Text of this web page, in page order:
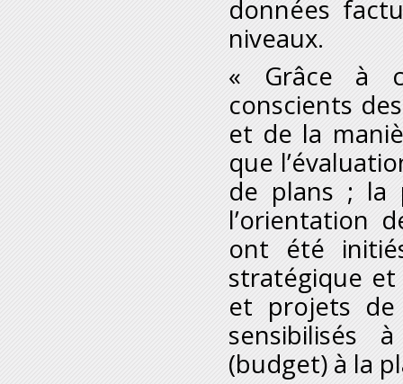
données
niveaux.
« Grâce à
conscients
et de la
que
de plans ; la
l’orientation
ont été
stratégique et
et projets de
sensibilisés
(budget) à la